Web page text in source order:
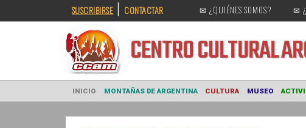
SUSCRIBIRSE | CONTACTAR ✉ ¿QUIÉNES SOMOS? ✉
CENTRO
INICIO MONTAÑAS DE ARGENTINA CULTURA MUSEO